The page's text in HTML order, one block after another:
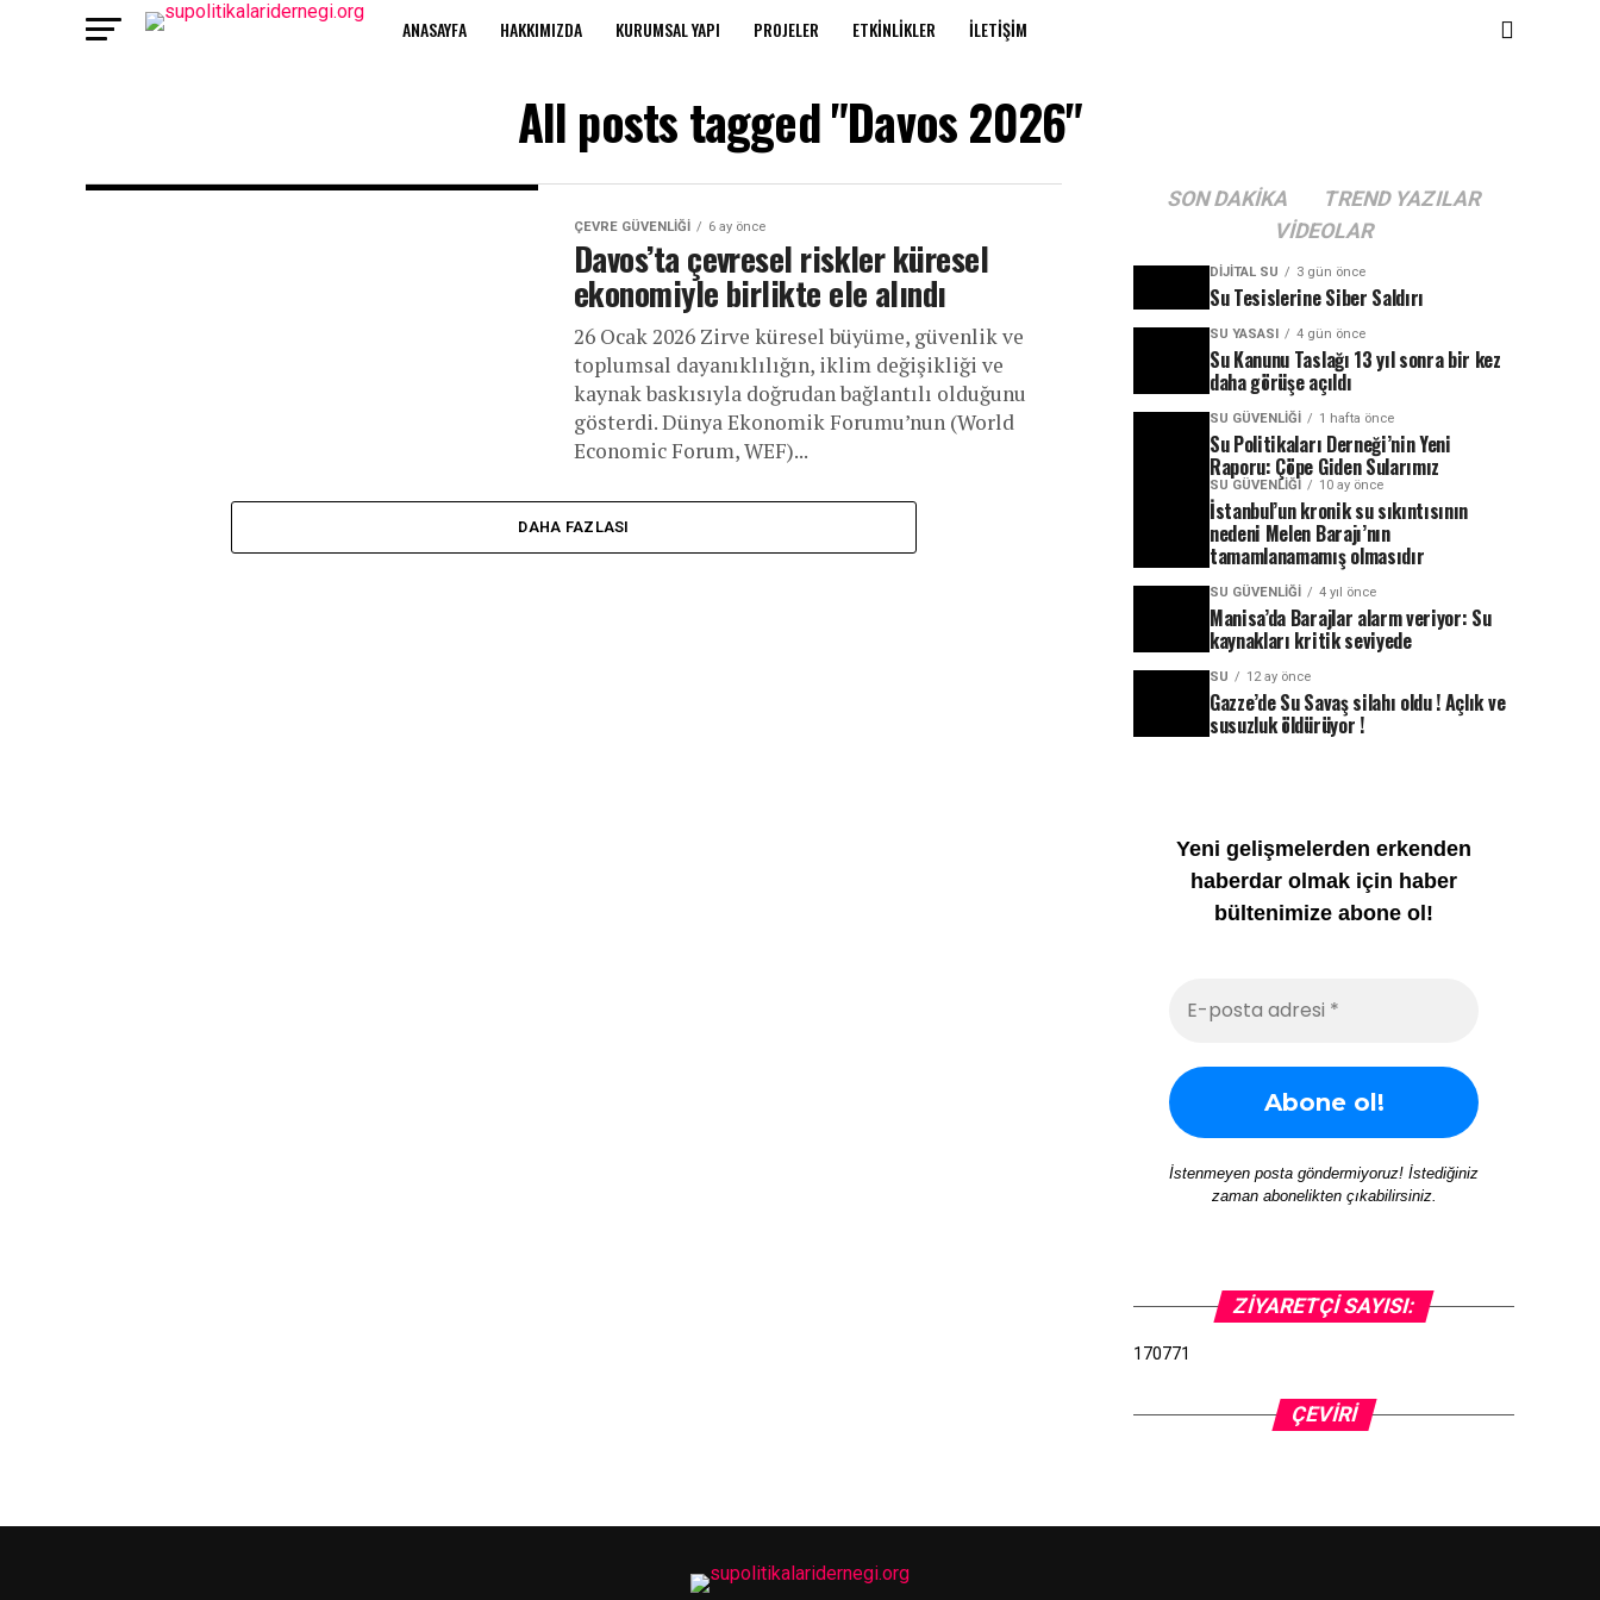
ANASAYFA HAKKIMIZDA KURUMSAL YAPI PROJELER ETKINLIKLER İLETIŞIM
All posts tagged "Davos 2026"
ÇEVRE GÜVENLIĞI 6 ay önce
Davos’ta çevresel riskler küresel
ekonomiyle birlikte ele alındı
26 Ocak 2026 Zirve küresel büyüme, güvenlik ve
toplumsal dayanıklılığın, iklim değişikliği ve
kaynak baskısıyla doğrudan bağlantılı olduğunu
gösterdi. Dünya Ekonomik Forumu’nun (World
Economic Forum, WEF)...
DAHA FAZLASI
SON DAKIKA
TREND YAZILAR
VIDEOLAR
DIJITAL SU 3 gün önce
Su Tesislerine Siber Saldırı
SU YASASI 4 gün önce
Su Kanunu Taslağı 13 yıl sonra bir kez
daha görüşe açıldı
SU GÜVENLIĞI 1 hafta önce
Su Politikaları Derneği’nin Yeni
Raporu: Çöpe Giden Sularımız
SU GÜVENLIĞI 10 ay önce
İstanbul’un kronik su sıkıntısının
nedeni Melen Barajı’nın
tamamlanamamış olmasıdır
SU GÜVENLIĞI 4 yıl önce
Manisa’da Barajlar alarm veriyor: Su
kaynakları kritik seviyede
SU 12 ay önce
Gazze’de Su Savaş silahı oldu ! Açlık ve
susuzluk öldürüyor !
Yeni gelişmelerden erkenden
haberdar olmak için haber
bültenimize abone ol!
İstenmeyen posta göndermiyoruz! İstediğiniz
zaman abonelikten çıkabilirsiniz.
ZIYARETÇI SAYISI:
170771
ÇEVIRI